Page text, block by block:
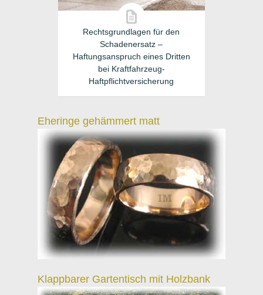
Rechtsgrundlagen für den
Schadenersatz –
Haftungsanspruch eines Dritten
bei Kraftfahrzeug-
Haftpflichtversicherung
Eheringe gehämmert matt
Klappbarer Gartentisch mit Holzbank